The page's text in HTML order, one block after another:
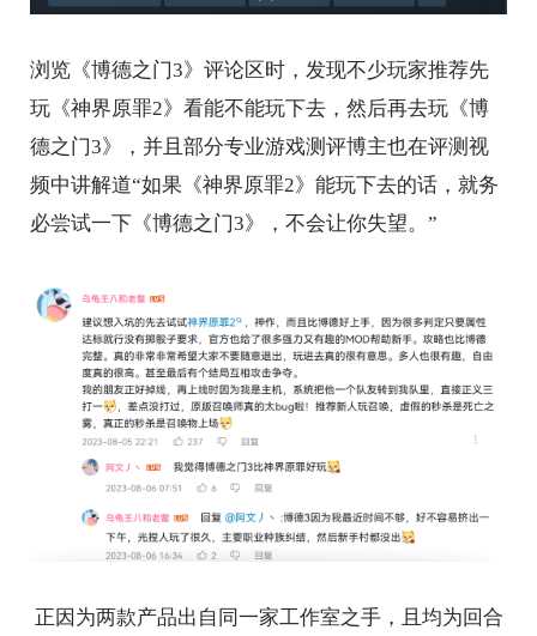
浏览《博德之门3》评论区时，发现不少玩家推荐先
玩《神界原罪2》看能不能玩下去，然后再去玩《博
德之门3》，并且部分专业游戏测评博主也在评测视
频中讲解道“如果《神界原罪2》能玩下去的话，就务
必尝试一下《博德之门3》，不会让你失望。”
正因为两款产品出自同一家工作室之手，且均为回合